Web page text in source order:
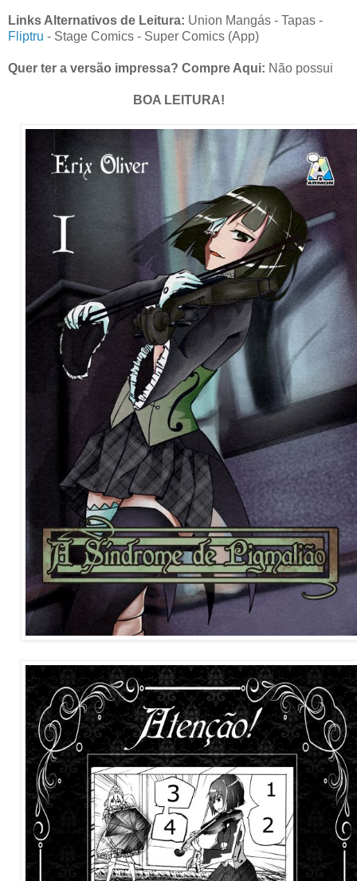
Links Alternativos de Leitura: Union Mangás - Tapas -
Fliptru - Stage Comics - Super Comics (App)
Quer ter a versão impressa? Compre Aqui: Não possui
BOA LEITURA!